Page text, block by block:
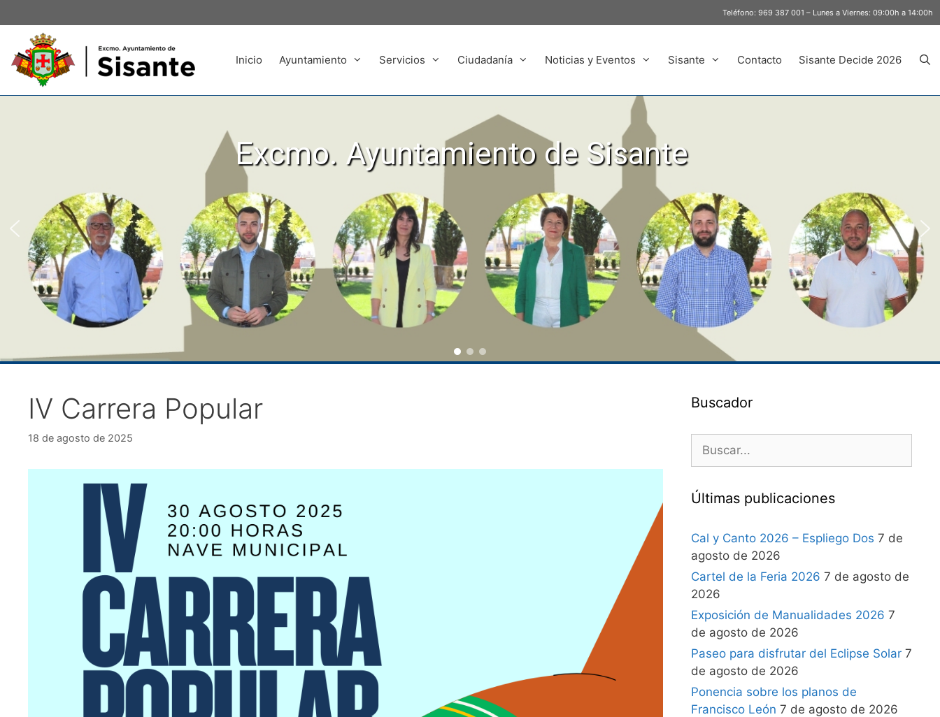
Teléfono: 969 387 001 – Lunes a Viernes: 09:00h a 14:00h
Inicio Ayuntamiento Servicios Ciudadanía Noticias y Eventos Sisante Contacto Sisante Decide 2026
Excmo. Ayuntamiento de Sisante
IV Carrera Popular
18 de agosto de 2025
Buscador
Últimas publicaciones
Cal y Canto 2026 – Espliego Dos 7 de
agosto de 2026
Cartel de la Feria 2026 7 de agosto de
2026
Exposición de Manualidades 2026 7
de agosto de 2026
Paseo para disfrutar del Eclipse Solar 7
de agosto de 2026
Ponencia sobre los planos de
Francisco León 7 de agosto de 2026